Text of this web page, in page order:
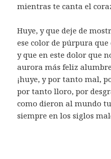
mientras te canta el
Huye, y que deje de
ese color de púrpura que
y que en este dolor que
aurora más feliz
¡huye, y por tanto mal,
por tanto lloro, por
como dieron al mundo
siempre en los siglos